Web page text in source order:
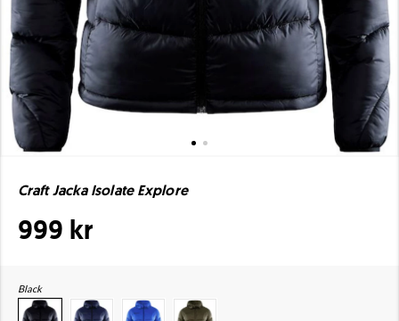
Craft Jacka Isolate Explore
999 kr
Black